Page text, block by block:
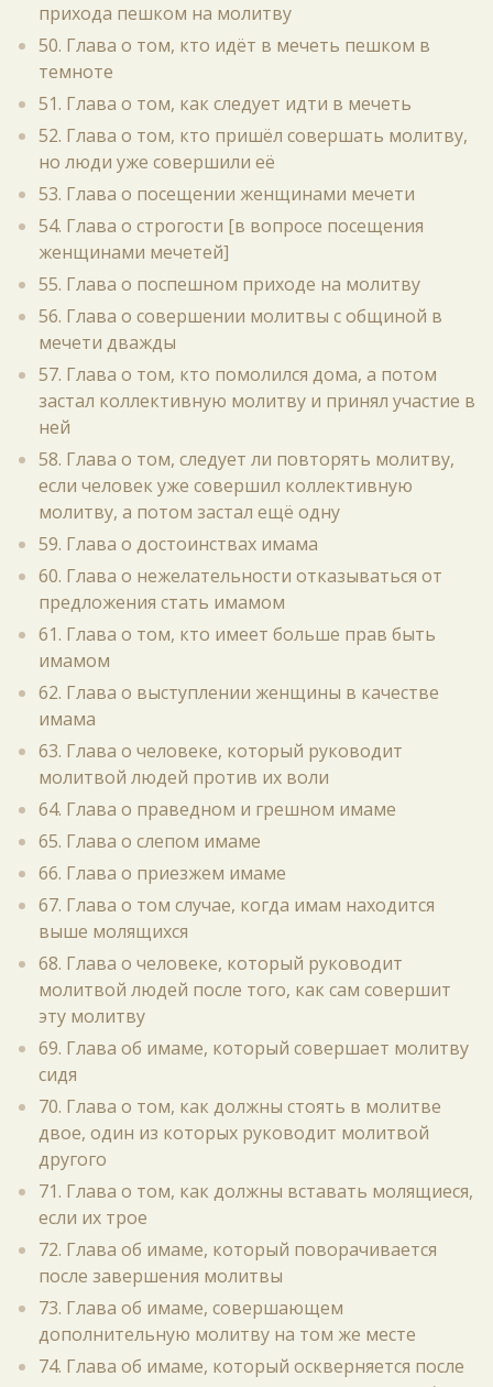
прихода пешком на молитву
50. Глава о том, кто идёт в мечеть пешком в
темноте
51. Глава о том, как следует идти в мечеть
52. Глава о том, кто пришёл совершать молитву,
но люди уже совершили её
53. Глава о посещении женщинами мечети
54. Глава о строгости [в вопросе посещения
женщинами мечетей]
55. Глава о поспешном приходе на молитву
56. Глава о совершении молитвы с общиной в
мечети дважды
57. Глава о том, кто помолился дома, а потом
застал коллективную молитву и принял участие в
ней
58. Глава о том, следует ли повторять молитву,
если человек уже совершил коллективную
молитву, а потом застал ещё одну
59. Глава о достоинствах имама
60. Глава о нежелательности отказываться от
предложения стать имамом
61. Глава о том, кто имеет больше прав быть
имамом
62. Глава о выступлении женщины в качестве
имама
63. Глава о человеке, который руководит
молитвой людей против их воли
64. Глава о праведном и грешном имаме
65. Глава о слепом имаме
66. Глава о приезжем имаме
67. Глава о том случае, когда имам находится
выше молящихся
68. Глава о человеке, который руководит
молитвой людей после того, как сам совершит
эту молитву
69. Глава об имаме, который совершает молитву
сидя
70. Глава о том, как должны стоять в молитве
двое, один из которых руководит молитвой
другого
71. Глава о том, как должны вставать молящиеся,
если их трое
72. Глава об имаме, который поворачивается
после завершения молитвы
73. Глава об имаме, совершающем
дополнительную молитву на том же месте
74. Глава об имаме, который оскверняется после